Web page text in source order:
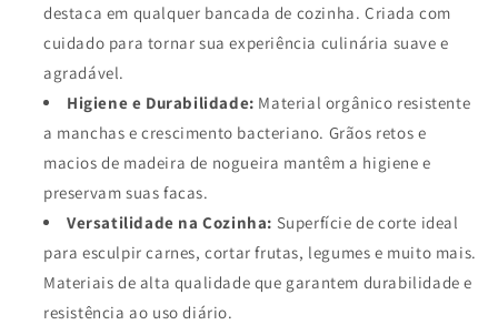
destaca em qualquer bancada de cozinha. Criada com
cuidado para tornar sua experiência culinária suave e
agradável.
Higiene e Durabilidade: Material orgânico resistente
a manchas e crescimento bacteriano. Grãos retos e
macios de madeira de nogueira mantêm a higiene e
preservam suas facas.
Versatilidade na Cozinha: Superfície de corte ideal
para esculpir carnes, cortar frutas, legumes e muito mais.
Materiais de alta qualidade que garantem durabilidade e
resistência ao uso diário.